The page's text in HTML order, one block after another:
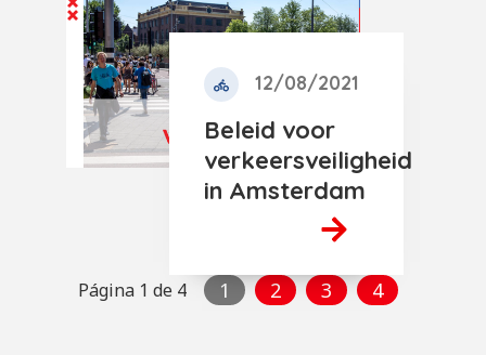
12/08/2021
Beleid voor
verkeersveiligheid
in Amsterdam
Página 1 de 4 1 2 3 4